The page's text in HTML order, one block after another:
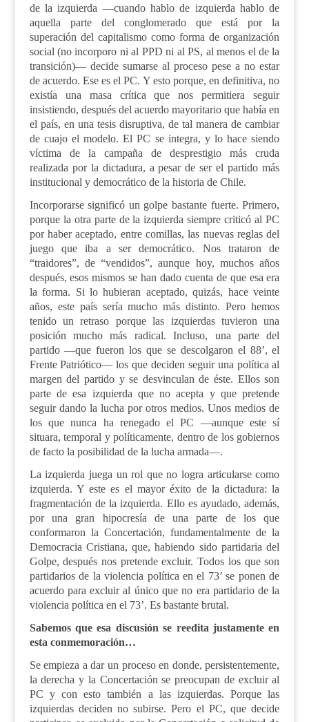
de la izquierda —cuando hablo de izquierda hablo de
aquella parte del conglomerado que está por la
superación del capitalismo como forma de organización
social (no incorporo ni al PPD ni al PS, al menos el de la
transición)— decide sumarse al proceso pese a no estar
de acuerdo. Ese es el PC. Y esto porque, en definitiva, no
existía una masa crítica que nos permitiera seguir
insistiendo, después del acuerdo mayoritario que había en
el país, en una tesis disruptiva, de tal manera de cambiar
de cuajo el modelo. El PC se integra, y lo hace siendo
víctima de la campaña de desprestigio más cruda
realizada por la dictadura, a pesar de ser el partido más
institucional y democrático de la historia de Chile.
Incorporarse significó un golpe bastante fuerte. Primero,
porque la otra parte de la izquierda siempre criticó al PC
por haber aceptado, entre comillas, las nuevas reglas del
juego que iba a ser democrático. Nos trataron de
“traidores”, de “vendidos”, aunque hoy, muchos años
después, esos mismos se han dado cuenta de que esa era
la forma. Si lo hubieran aceptado, quizás, hace veinte
años, este país sería mucho más distinto. Pero hemos
tenido un retraso porque las izquierdas tuvieron una
posición mucho más radical. Incluso, una parte del
partido —que fueron los que se descolgaron el 88’, el
Frente Patriótico— los que deciden seguir una política al
margen del partido y se desvinculan de éste. Ellos son
parte de esa izquierda que no acepta y que pretende
seguir dando la lucha por otros medios. Unos medios de
los que nunca ha renegado el PC —aunque este sí
situara, temporal y políticamente, dentro de los gobiernos
de facto la posibilidad de la lucha armada—.
La izquierda juega un rol que no logra articularse como
izquierda. Y este es el mayor éxito de la dictadura: la
fragmentación de la izquierda. Ello es ayudado, además,
por una gran hipocresía de una parte de los que
conformaron la Concertación, fundamentalmente de la
Democracia Cristiana, que, habiendo sido partidaria del
Golpe, después nos pretende excluir. Todos los que son
partidarios de la violencia política en el 73’ se ponen de
acuerdo para excluir al único que no era partidario de la
violencia política en el 73’. Es bastante brutal.
Sabemos que esa discusión se reedita justamente en
esta conmemoración…
Se empieza a dar un proceso en donde, persistentemente,
la derecha y la Concertación se preocupan de excluir al
PC y con esto también a las izquierdas. Porque las
izquierdas deciden no subirse. Pero el PC, que decide